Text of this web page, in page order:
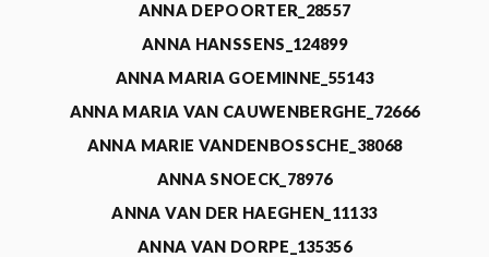
ANNA DEPOORTER_28557
ANNA HANSSENS_124899
ANNA MARIA GOEMINNE_55143
ANNA MARIA VAN CAUWENBERGHE_72666
ANNA MARIE VANDENBOSSCHE_38068
ANNA SNOECK_78976
ANNA VAN DER HAEGHEN_11133
ANNA VAN DORPE_135356